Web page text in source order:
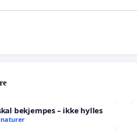
bekjempes – ikke hylles